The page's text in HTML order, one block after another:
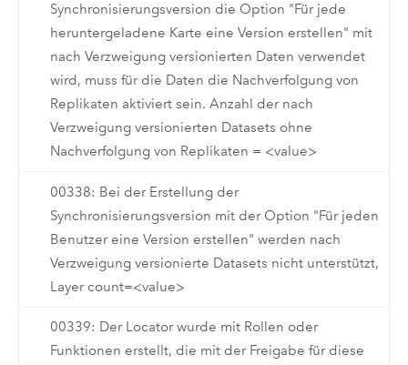
Synchronisierungsversion die Option "Für jede
heruntergeladene Karte eine Version erstellen" mit
nach Verzweigung versionierten Daten verwendet
wird, muss für die Daten die Nachverfolgung von
Replikaten aktiviert sein. Anzahl der nach
Verzweigung versionierten Datasets ohne
Nachverfolgung von Replikaten = <value>
00338: Bei der Erstellung der
Synchronisierungsversion mit der Option "Für jeden
Benutzer eine Version erstellen" werden nach
Verzweigung versionierte Datasets nicht unterstützt,
Layer count=<value>
00339: Der Locator wurde mit Rollen oder
Funktionen erstellt, die mit der Freigabe für diese